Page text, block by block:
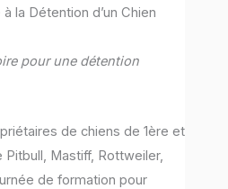
la Détention d’un Chien
pour une détention
de chiens de 1ère et
Mastiff, Rottweiler,
de formation pour